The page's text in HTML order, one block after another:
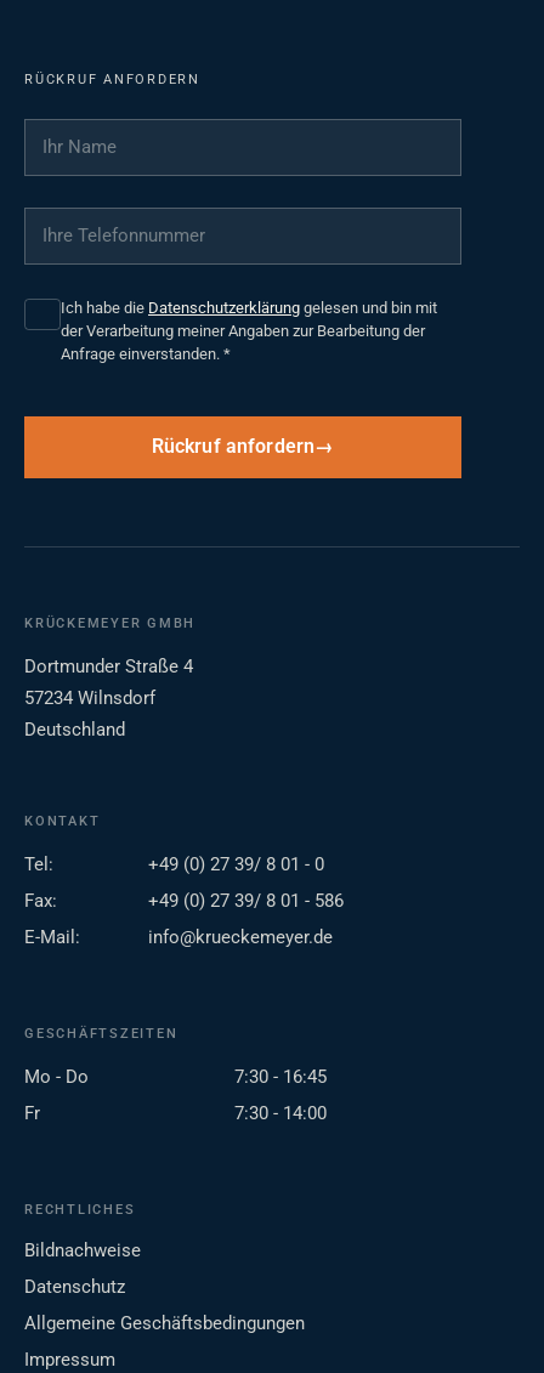
RÜCKRUF ANFORDERN
Ihr Name
Ihre Telefonnummer
Ich habe die Datenschutzerklärung gelesen und bin mit
der Verarbeitung meiner Angaben zur Bearbeitung der
Anfrage einverstanden. *
Rückruf anfordern
KRÜCKEMEYER GMBH
Dortmunder Straße 4
57234 Wilnsdorf
Deutschland
KONTAKT
Tel:
+49 (0) 27 39/ 8 01 - 0
Fax:
+49 (0) 27 39/ 8 01 - 586
E-Mail:
info@krueckemeyer.de
GESCHÄFTSZEITEN
Mo - Do
7:30 - 16:45
Fr
7:30 - 14:00
RECHTLICHES
Bildnachweise
Datenschutz
Allgemeine Geschäftsbedingungen
Impressum